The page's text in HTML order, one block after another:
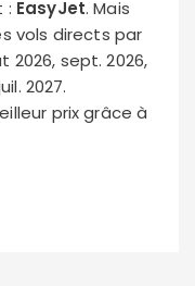
: EasyJet. Mais
vols directs par
2026, sept. 2026,
2027.
prix grâce à